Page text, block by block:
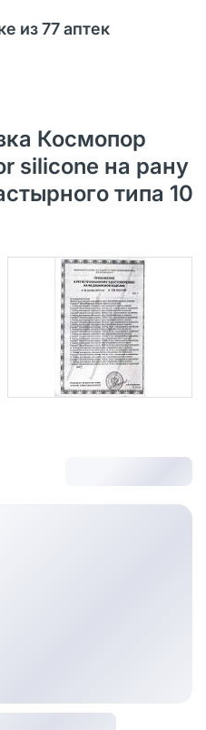
из 77 аптек
Космопор
silicone на рану
типа 10